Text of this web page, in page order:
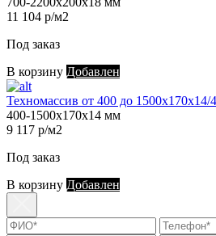
11 104 р/м2
Под заказ
В корзину Добавлен
Техномассив от 400 до
400-1500х170х14 мм
9 117 р/м2
Под заказ
В корзину Добавлен